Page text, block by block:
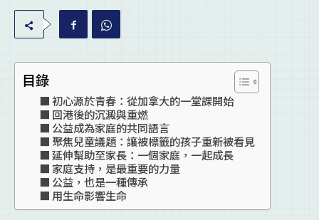
目錄
初心源於青春：從加拿大的一堂課開始
回港後的沉澱與重燃
公益成為家庭的共同語言
聚焦兒童議題：讓被標籤的孩子重新被看見
延伸幫助至家長：一個家庭，一起成長
家庭支持，是最重要的力量
公益，也是一種傳承
用生命影響生命